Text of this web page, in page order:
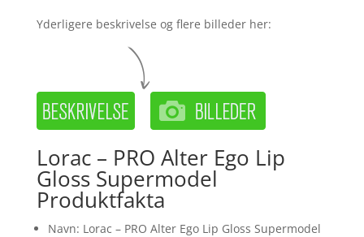
Yderligere beskrivelse og flere billeder her:
Lorac – PRO Alter Ego Lip
Gloss Supermodel
Produktfakta
Navn: Lorac – PRO Alter Ego Lip Gloss Supermodel